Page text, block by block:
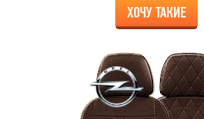
ХОЧУ ТАКИЕ